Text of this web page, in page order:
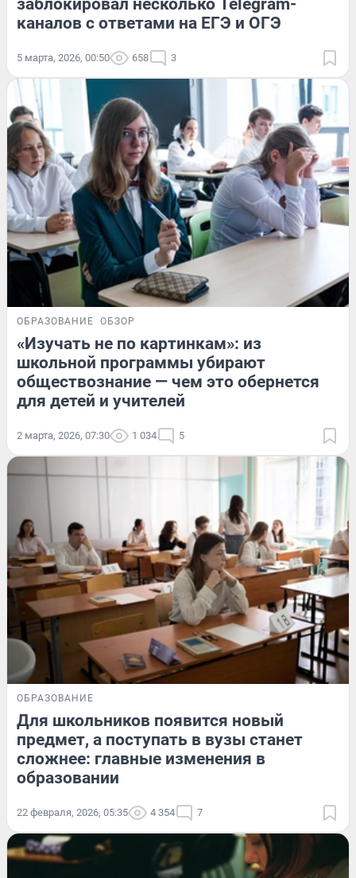
заблокировал несколько Telegram-
каналов с ответами на ЕГЭ и ОГЭ
5 марта, 2026, 00:50 658 3
ОБРАЗОВАНИЕ ОБЗОР
«Изучать не по картинкам»: из
школьной программы убирают
обществознание — чем это обернется
для детей и учителей
2 марта, 2026, 07:30 1 034 5
ОБРАЗОВАНИЕ
Для школьников появится новый
предмет, а поступать в вузы станет
сложнее: главные изменения в
образовании
22 февраля, 2026, 05:35 4 354 7